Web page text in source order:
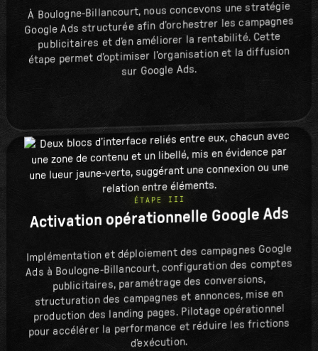
À Boulogne-Billancourt, nous concevons une stratégie
Google Ads structurée afin d’orchestrer les campagnes
publicitaires et d’en améliorer la rentabilité. Cette
étape permet d’optimiser l’organisation et la diffusion
sur Google Ads.
ÉTAPE III
Activation opérationnelle Google Ads
Implémentation et déploiement des campagnes Google
Ads à Boulogne-Billancourt, configuration des comptes
publicitaires, paramétrage des conversions,
structuration des campagnes et annonces, mise en
production des landing pages. Pilotage opérationnel
pour accélérer la performance et réduire les frictions
d’exécution.